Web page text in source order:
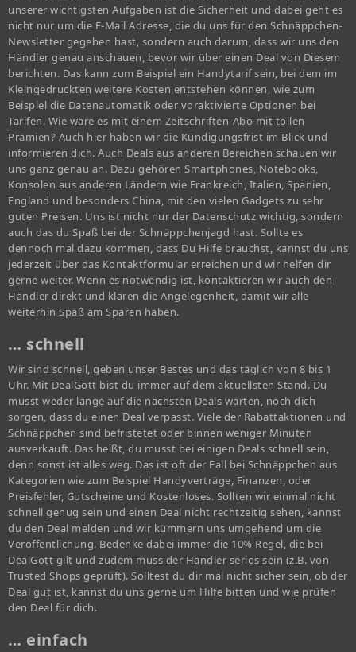
unserer wichtigsten Aufgaben ist die Sicherheit und dabei geht es
nicht nur um die E-Mail Adresse, die du uns für den Schnäppchen-
Newsletter gegeben hast, sondern auch darum, dass wir uns den
Händler genau anschauen, bevor wir über einen Deal von Diesem
berichten. Das kann zum Beispiel ein Handytarif sein, bei dem im
Kleingedruckten weitere Kosten entstehen können, wie zum
Beispiel die Datenautomatik oder voraktivierte Optionen bei
Tarifen. Wie wäre es mit einem Zeitschriften-Abo mit tollen
Prämien? Auch hier haben wir die Kündigungsfrist im Blick und
informieren dich. Auch Deals aus anderen Bereichen schauen wir
uns ganz genau an. Dazu gehören Smartphones, Notebooks,
Konsolen aus anderen Ländern wie Frankreich, Italien, Spanien,
England und besonders China, mit den vielen Gadgets zu sehr
guten Preisen. Uns ist nicht nur der Datenschutz wichtig, sondern
auch das du Spaß bei der Schnäppchenjagd hast. Sollte es
dennoch mal dazu kommen, dass Du Hilfe brauchst, kannst du uns
jederzeit über das Kontaktformular erreichen und wir helfen dir
gerne weiter. Wenn es notwendig ist, kontaktieren wir auch den
Händler direkt und klären die Angelegenheit, damit wir alle
weiterhin Spaß am Sparen haben.
… schnell
Wir sind schnell, geben unser Bestes und das täglich von 8 bis 1
Uhr. Mit DealGott bist du immer auf dem aktuellsten Stand. Du
musst weder lange auf die nächsten Deals warten, noch dich
sorgen, dass du einen Deal verpasst. Viele der Rabattaktionen und
Schnäppchen sind befristetet oder binnen weniger Minuten
ausverkauft. Das heißt, du musst bei einigen Deals schnell sein,
denn sonst ist alles weg. Das ist oft der Fall bei Schnäppchen aus
Kategorien wie zum Beispiel Handyverträge, Finanzen, oder
Preisfehler, Gutscheine und Kostenloses. Sollten wir einmal nicht
schnell genug sein und einen Deal nicht rechtzeitig sehen, kannst
du den Deal melden und wir kümmern uns umgehend um die
Veröffentlichung. Bedenke dabei immer die 10% Regel, die bei
DealGott gilt und zudem muss der Händler seriös sein (z.B. von
Trusted Shops geprüft). Solltest du dir mal nicht sicher sein, ob der
Deal gut ist, kannst du uns gerne um Hilfe bitten und wie prüfen
den Deal für dich.
… einfach